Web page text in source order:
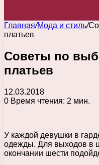
Главная/Мода и стиль/
платьев
Советы по
платьев
12.03.2018
0 Время чтения: 2 мин.
У каждой девушки в
одежды. Для выходов в
окончании шести